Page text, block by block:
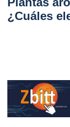
¿Cuáles